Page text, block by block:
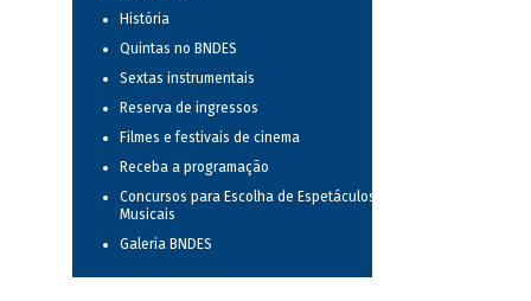
História
Quintas no BNDES
Sextas instrumentais
Reserva de ingressos
Filmes e festivais de cinema
Receba a programação
Concursos para Escolha de Espetáculos
Musicais
Galeria BNDES